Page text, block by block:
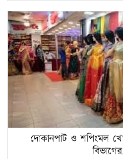
দোকানপাট ও শপিংমল